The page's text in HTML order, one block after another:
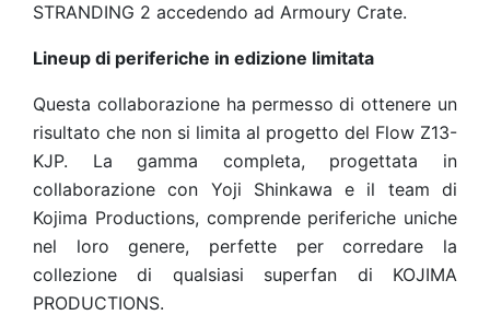
STRANDING 2 accedendo ad Armoury Crate.
Lineup di periferiche in edizione limitata
Questa collaborazione ha permesso di ottenere un
risultato che non si limita al progetto del Flow Z13-
KJP. La gamma completa, progettata in
collaborazione con Yoji Shinkawa e il team di
Kojima Productions, comprende periferiche uniche
nel loro genere, perfette per corredare la
collezione di qualsiasi superfan di KOJIMA
PRODUCTIONS.